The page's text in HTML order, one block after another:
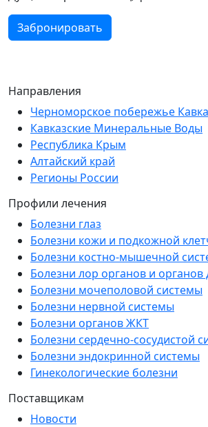
Забронировать
Направления
Черноморское побережье
Кавказские Минеральные Воды
Республика Крым
Алтайский край
Регионы России
Профили лечения
Болезни глаз
Болезни кожи и подкожной
Болезни костно-мышечной
Болезни лор органов и органов
Болезни мочеполовой системы
Болезни нервной системы
Болезни органов ЖКТ
Болезни сердечно-сосудистой
Болезни эндокринной системы
Гинекологические болезни
Поставщикам
Новости